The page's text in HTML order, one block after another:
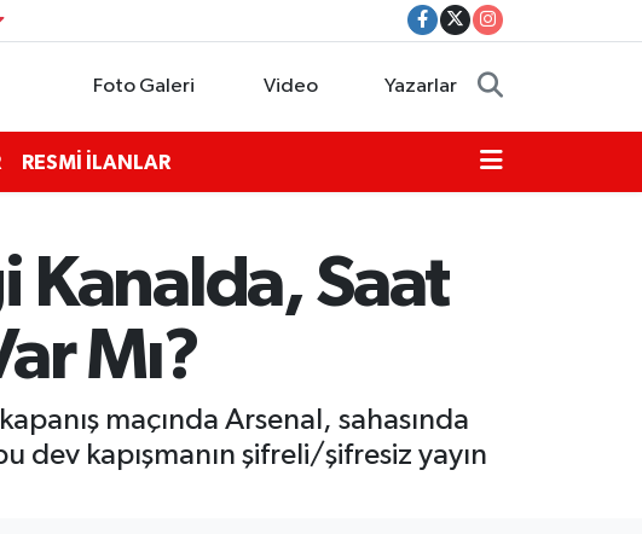
Foto Galeri Video Yazarlar
RESMİ İLANLAR
Kanalda, Saat
Mı?
maçında Arsenal, sahasında
dev kapışmanın şifreli/şifresiz yayın